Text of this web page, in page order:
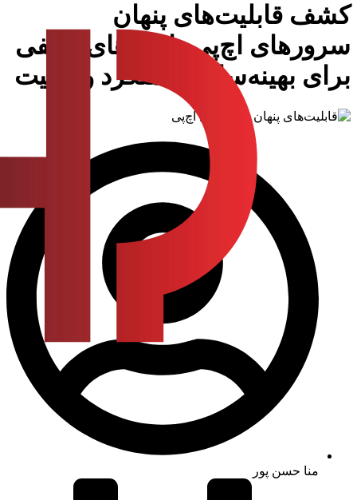
کشف قابلیت‌های پنهان
سرورهای اچ‌پی: ابزارهای مخفی
برای بهینه‌سازی عملکرد و امنیت
منا حسن پور